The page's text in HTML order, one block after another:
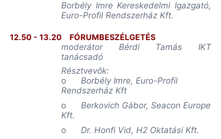
Borbély Imre Kereskedelmi Igazgató,
Euro-Profil Rendszerház Kft.
12.50 - 13.20
FÓRUMBESZÉLGETÉS
moderátor Bérdi Tamás IKT
tanácsadó
Résztvevők:
o
Borbély Imre, Euro-Profil
Rendszerház Kft
o
Berkovich Gábor, Seacon Europe
Kft.
o
Dr. Honfi Vid, H2 Oktatási Kft.